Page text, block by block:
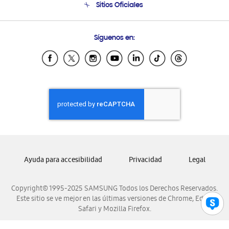
Soporte vía eMail
Sitios Oficiales
Samsung Ecuador
Samsung El Salvador
Samsung Honduras
Samsung Nicaragua
Samsung Panamá
Samsung Venezuela
Síguenos en:
Copyright© 1995-2025 SAMSUNG Todos los Derechos Reservados.
Este sitio se ve mejor en las últimas versiones de Chrome, Edge,
Safari y Mozilla Firefox.
Ayuda para accesibilidad Privacidad Legal